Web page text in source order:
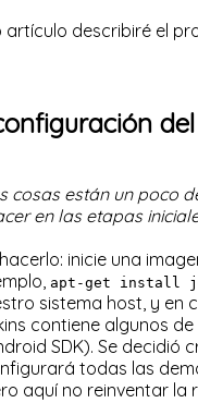
describiré el
están un poco
en las etapas
inicie una
apt-get install
sistema host, y en
contiene algunos
SDK). Se
todas las
aquí no reinventar la